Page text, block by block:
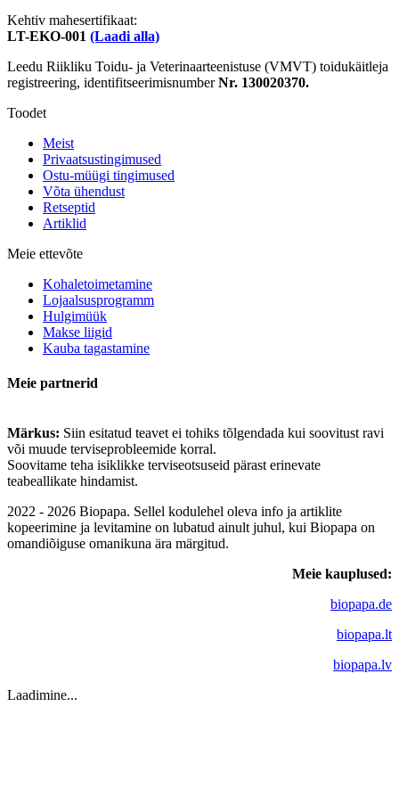
Kehtiv mahesertifikaat:
LT-EKO-001 (Laadi alla)
Leedu Riikliku Toidu- ja Veterinaarteenistuse (VMVT) toidukäitleja
registreering, identifitseerimisnumberNr. 130020370.
Toodet
Meist
Privaatsustingimused
Ostu-müügi tingimused
Võta ühendust
Retseptid
Artiklid
Meie ettevõte
Kohaletoimetamine
Lojaalsusprogramm
Hulgimüük
Makse liigid
Kauba tagastamine
Meie partnerid
Märkus: Siin esitatud teavet ei tohiks tõlgendada kui soovitust ravi
või muude terviseprobleemide korral.
Soovitame teha isiklikke terviseotsuseid pärast erinevate
teabeallikate hindamist.
2022 - 2026 Biopapa. Sellel kodulehel oleva info ja artiklite
kopeerimine ja levitamine on lubatud ainult juhul, kui Biopapa on
omandiõiguse omanikuna ära märgitud.
Meie kauplused:
biopapa.de
biopapa.lt
biopapa.lv
Laadimine...